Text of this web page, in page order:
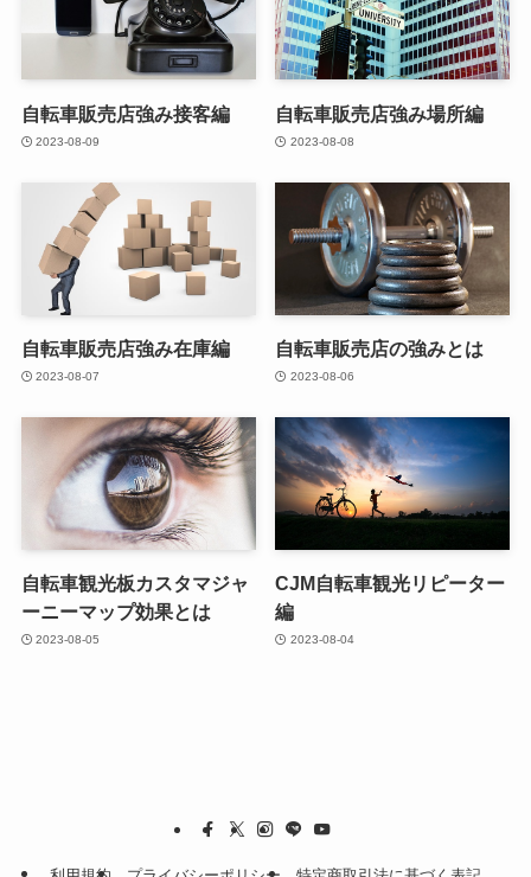
自転車販売店強み接客編
2023-08-09
自転車販売店強み場所編
2023-08-08
自転車販売店強み在庫編
2023-08-07
自転車販売店の強みとは
2023-08-06
自転車観光板カスタマジャ
ーニーマップ効果とは
2023-08-05
CJM自転車観光リピーター
編
2023-08-04